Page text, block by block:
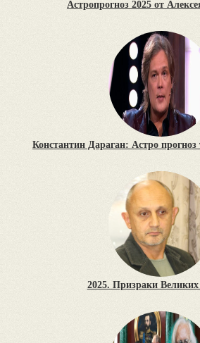
Астропрогноз 2025 от
Константин Дараган: Астро прогноз
2025. Призраки